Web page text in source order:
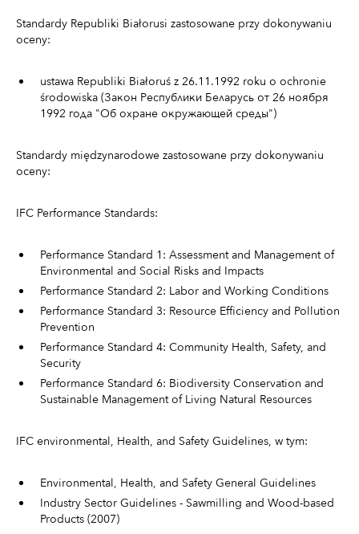
Standardy Republiki Białorusi zastosowane przy dokonywaniu
oceny:
ustawa Republiki Białoruś z 26.11.1992 roku o ochronie
środowiska (Закон Республики Беларусь от 26 ноября
1992 года "Об охране окружающей среды")
Standardy międzynarodowe zastosowane przy dokonywaniu
oceny:
IFC Performance Standards:
Performance Standard 1: Assessment and Management of
Environmental and Social Risks and Impacts
Performance Standard 2: Labor and Working Conditions
Performance Standard 3: Resource Efficiency and Pollution
Prevention
Performance Standard 4: Community Health, Safety, and
Security
Performance Standard 6: Biodiversity Conservation and
Sustainable Management of Living Natural Resources
IFC environmental, Health, and Safety Guidelines, w tym:
Environmental, Health, and Safety General Guidelines
Industry Sector Guidelines - Sawmilling and Wood-based
Products (2007)